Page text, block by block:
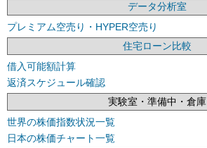
データ分析室
プレミアム空売り・HYPER空売り
住宅ローン比較
借入可能額計算
返済スケジュール確認
実験室・準備中・倉庫
世界の株価指数状況一覧
日本の株価チャート一覧